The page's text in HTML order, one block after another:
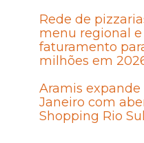
Rede de
menu regional
faturamento
milhões em
Aramis expande
Janeiro com
Shopping Rio Sul